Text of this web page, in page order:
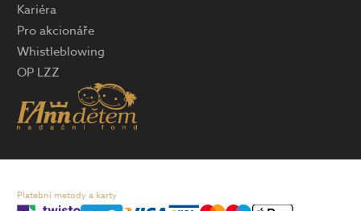
Kariéra
Pro akcionáře
Whistleblowing
OP LZZ
Platební metody a karty